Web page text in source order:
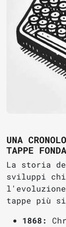
UNA
TAPPE
La storia
sviluppi
tappe più
1868: